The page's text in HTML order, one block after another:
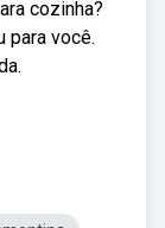
cozinha?
para você.